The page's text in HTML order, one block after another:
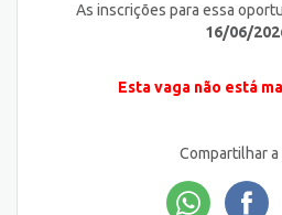
As inscrições para essa
16/06/
Esta vaga não está
Compartilhar a